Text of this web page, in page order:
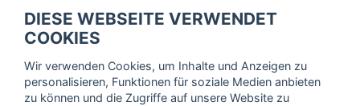
Trage dich hier für unseren Newsletter ein und erhalte regelmäßig
DIESE WEBSEITE VERWENDET
COOKIES
Wir verwenden Cookies, um Inhalte und Anzeigen zu
personalisieren, Funktionen für soziale Medien anbieten
zu können und die Zugriffe auf unsere Website zu